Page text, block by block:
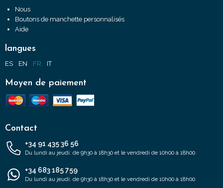
Nous
Boutons de manchette personnalisés
Aide
langues
ES EN FR IT
Moyen de paiement
Contact
+34 91 435 36 56
Du lundi au jeudi: de 9h30 à 18h30 et le vendredi de 10h00 à 18h00
+34 683 185 759
Du lundi au jeudi: de 9h30 à 18h30 et le vendredi de 10h00 à 18h00